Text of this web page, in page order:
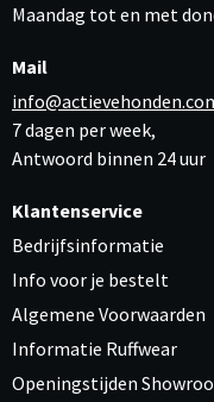
Maandag tot en met
Mail
7 dagen per week,
Antwoord binnen 24 uur
Klantenservice
Bedrijfsinformatie
Info voor je bestelt
Algemene Voorwaarden
Informatie Ruffwear
Openingstijden